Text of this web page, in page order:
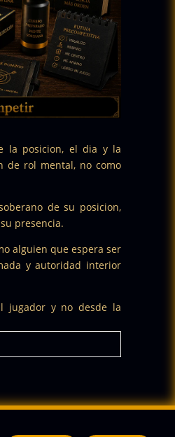
la posicion, el dia y la
de rol mental, no como
de su posicion,
presencia.
alguien que espera ser
y autoridad interior
jugador y no desde la